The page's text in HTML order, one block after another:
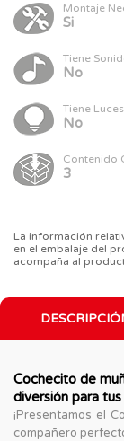
Montaje
Si
Tiene
No
Tiene Luces
No
Contenido
3
La información
en el embalaje del
acompaña al
Cochecito de
diversión para
¡Presentamos el
compañero